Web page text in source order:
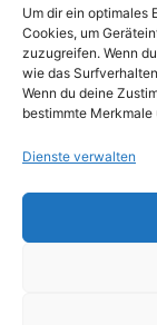
Um dir ein optimales
Cookies, um
zuzugreifen. Wenn
wie das
Wenn du deine
bestimmte
Dienste verwalten
Website